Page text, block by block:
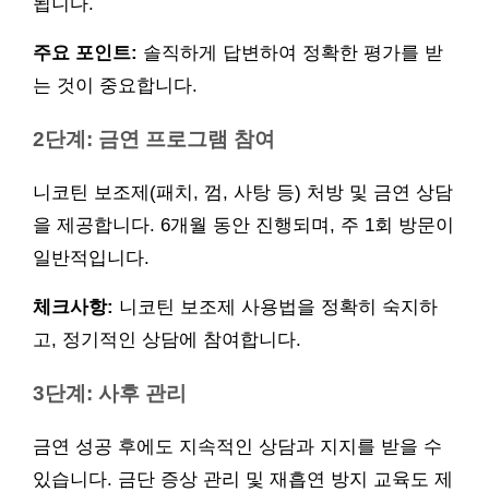
주요 포인트: 솔직하게 답변하여 정확한 평가를 받
는 것이 중요합니다.
2단계: 금연 프로그램 참여
니코틴 보조제(패치, 껌, 사탕 등) 처방 및 금연 상담
을 제공합니다. 6개월 동안 진행되며, 주 1회 방문이
일반적입니다.
체크사항: 니코틴 보조제 사용법을 정확히 숙지하
고, 정기적인 상담에 참여합니다.
3단계: 사후 관리
금연 성공 후에도 지속적인 상담과 지지를 받을 수
있습니다. 금단 증상 관리 및 재흡연 방지 교육도 제